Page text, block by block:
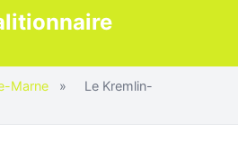
Marne »
Le Kremlin-